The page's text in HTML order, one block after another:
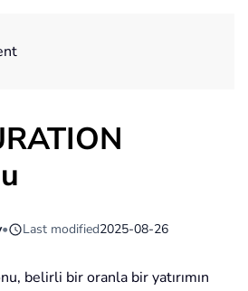
• Last modified2025-08-26
belirli bir oranla bir yatırımın